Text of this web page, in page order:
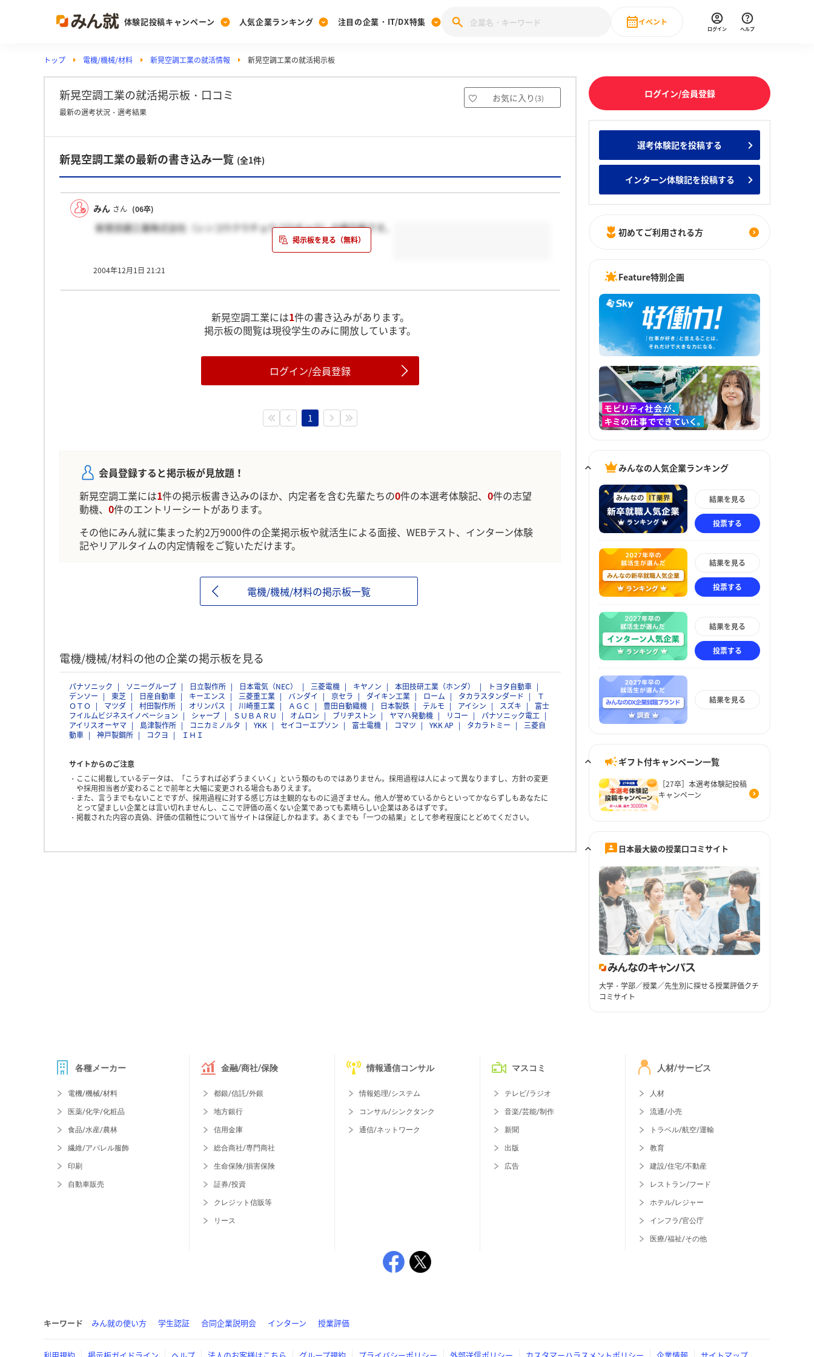
体験記投稿キャンペーン
Post
投稿する
[27卒] 本選考体験記投稿キャンペーン
人気企業ランキング
Ranking
ランキングを見る
Vote
投票する
みんなの新卒就職人気企業ランキング みんなのインターン人気企業ランキ
注目の企業・IT/DX特集
PickUp
注目の企業特集
28卒 IT・DX現場社員インタビュー
動画で知ろう！業界・企業研究
イベント
直近のイベント一覧
ログイン ヘルプ
トップ 電機/機械/材料 新晃空調工業の就活情報 新晃空調工業の就活掲示板
新晃空調工業の就活掲示板・口コミ お気に入り (3)
最新の選考状況・選考結果
新晃空調工業の最新の書き込み一覧 (全1件)
みん さん (06卒)
新晃空調工業株式会社（シンコウクウチョウコウギョウ）の掲示板です。
2004年12月1日 21:21
新晃空調工業には1件の書き込みがあります。
掲示板の閲覧は現役学生のみに開放しています。
ログイン/会員登録
1
会員登録すると掲示板が見放題！
新晃空調工業には1件の掲示板書き込みのほか、内定者を含む先輩たちの0件の本選考体験記、 0件の志望
動機、 0件のエントリーシートがあります。
その他にみん就に集まった約2万9000件の企業掲示板や就活生による面接、WEBテスト、インターン体験
記やリアルタイムの内定情報をご覧いただけます。
電機/機械/材料の掲示板一覧
電機/機械/材料の他の企業の掲示板を見る
パナソニック ソニーグループ 日立製作所 日本電気（NEC） 三菱電機 キヤノン 本田技研工業（ホンダ）
トヨタ自動車
デンソー
東芝 日産自動車 キーエンス 三菱重工業 バンダイ 京セラ ダイキン工業 ローム タカラスタンダード
Ｔ
ＯＴＯ
マツダ 村田製作所 オリンパス 川崎重工業 ＡＧＣ 豊田自動織機 日本製鉄 テルモ アイシン スズキ
富士
フイルムビジネスイノベーション
シャープ ＳＵＢＡＲＵ オムロン ブリヂストン ヤマハ発動機 リコー
パナソニック電工
アイリスオーヤマ
島津製作所 コニカミノルタ YKK セイコーエプソン 富士電機 コマツ YKK AP タカラトミー
三菱自
動車
神戸製鋼所 コクヨ ＩＨＩ
サイトからのご注意
ここに掲載しているデータは、「こうすれば必ずうまくいく」という類のものではありません。採用過程は人によって異なりますし、方針の変更
や採用担当者が変わることで前年と大幅に変更される場合もありえます。
また、言うまでもないことですが、採用過程に対する感じ方は主観的なものに過ぎません。他人が誉めているからといってかならずしもあなたに
とって望ましい企業とは言い切れませんし、ここで評価の高くない企業であっても素晴らしい企業はあるはずです。
掲載された内容の真偽、評価の信頼性について当サイトは保証しかねます。あくまでも「一つの結果」として参考程度にとどめてください。
ログイン/会員登録
選考体験記を投稿する
インターン体験記を投稿する
初めてご利用される方
Feature特別企画
みんなの人気企業ランキング
結果を見る
投票する
結果を見る
投票する
結果を見る
投票する
結果を見る
ギフト付キャンペーン一覧
［27卒］本選考体験記投稿
キャンペーン
日本最大級の授業口コミサイト
大学・学部／授業／先生別に探せる授業評価クチ
コミサイト
各種メーカー
電機/機械/材料
医薬/化学/化粧品
食品/水産/農林
繊維/アパレル服飾
印刷
自動車販売
金融/商社/保険
都銀/信託/外銀
地方銀行
信用金庫
総合商社/専門商社
生命保険/損害保険
証券/投資
クレジット信販等
リース
情報通信コンサル
情報処理/システム
コンサル/シンクタンク
通信/ネットワーク
マスコミ
テレビ/ラジオ
音楽/芸能/制作
新聞
出版
広告
人材/サービス
人材
流通/小売
トラベル/航空/運輸
教育
建設/住宅/不動産
レストラン/フード
ホテル/レジャー
インフラ/官公庁
医療/福祉/その他
キーワード みん就の使い方 学生認証 合同企業説明会 インターン 授業評価